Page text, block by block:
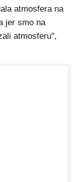
atmosfera na
jer smo na
atmosferu",